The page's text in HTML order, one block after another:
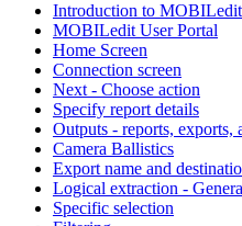
Introduction to
MOBILedit User Portal
Home Screen
Connection screen
Next - Choose action
Specify report details
Outputs - reports, exports,
Camera Ballistics
Export name and
Logical extraction -
Specific selection